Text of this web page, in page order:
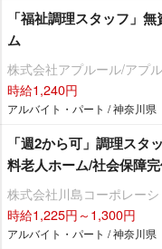
「福祉調理スタッフ」
ム
株式会社アプルール/アプ
時給1,240円
アルバイト・パート / 神奈川県
「週2から可」調理スタ
料老人ホーム/社会保障
株式会社川島コーポレー
時給1,225円～1,300円
アルバイト・パート / 神奈川県